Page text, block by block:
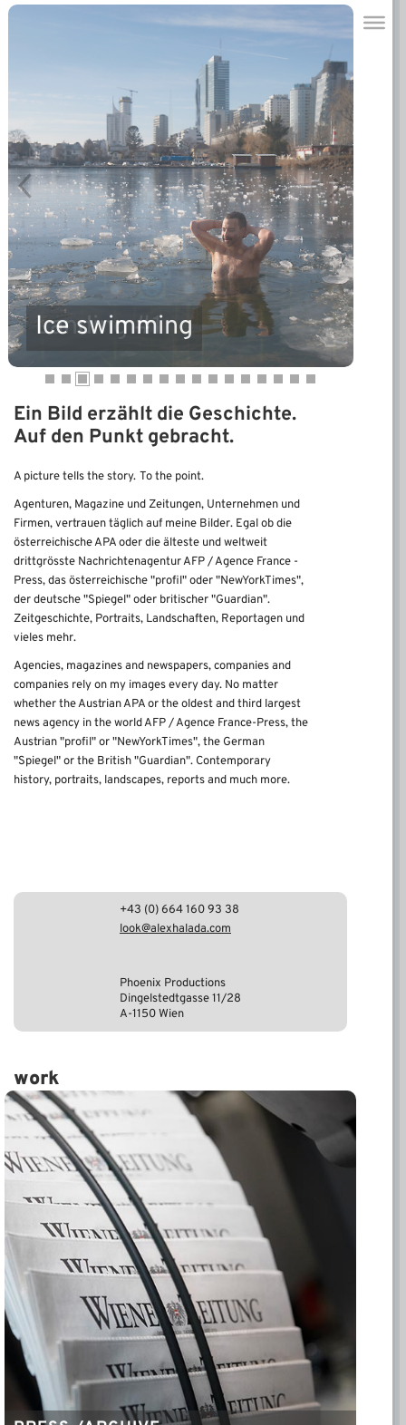
Ice swimming
Ein Bild erzählt die Geschichte.
Auf den Punkt gebracht.
A picture tells the story. To the point.
Agenturen, Magazine und Zeitungen, Unternehmen und
Firmen, vertrauen täglich auf meine Bilder. Egal ob die
österreichische APA oder die älteste und weltweit
drittgrösste Nachrichtenagentur AFP / Agence France -
Press, das österreichische "profil" oder "NewYorkTimes",
der deutsche "Spiegel" oder britischer "Guardian".
Zeitgeschichte, Portraits, Landschaften, Reportagen und
vieles mehr.
Agencies, magazines and newspapers, companies and
companies rely on my images every day. No matter
whether the Austrian APA or the oldest and third largest
news agency in the world AFP / Agence France-Press, the
Austrian "profil" or "NewYorkTimes", the German
"Spiegel" or the British "Guardian". Contemporary
history, portraits, landscapes, reports and much more.
+43 (0) 664 160 93 38
look@alexhalada.com
Phoenix Productions
Dingelstedtgasse 11/28
A-1150 Wien
work